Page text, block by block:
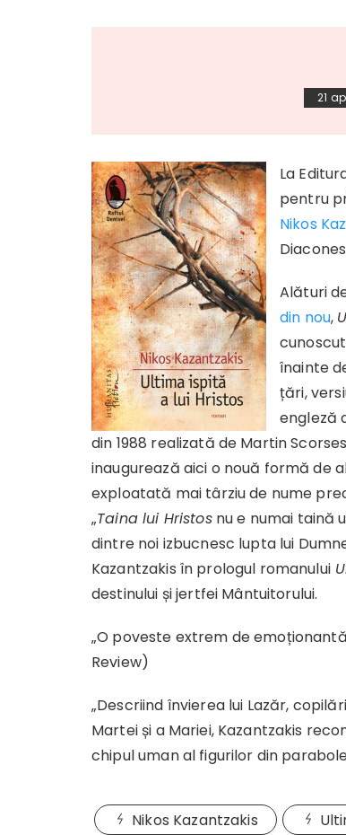
21
La
pentru
Nikos
Alături
din nou,
înainte
țări,
engleză
din 1988 realizată de Martin
inaugurează aici o nouă formă de
exploatată mai târziu de nume
„Taina lui Hristosnu e numai taină
dintre noi izbucnesc lupta lui
Kazantzakis în prologul romanului
destinului și jertfei Mântuitorului.
„O poveste extrem de
Review)
„Descriind învierea lui Lazăr,
Martei și a Mariei, Kazantzakis
chipul uman al figurilor din
Nikos Kazantzakis